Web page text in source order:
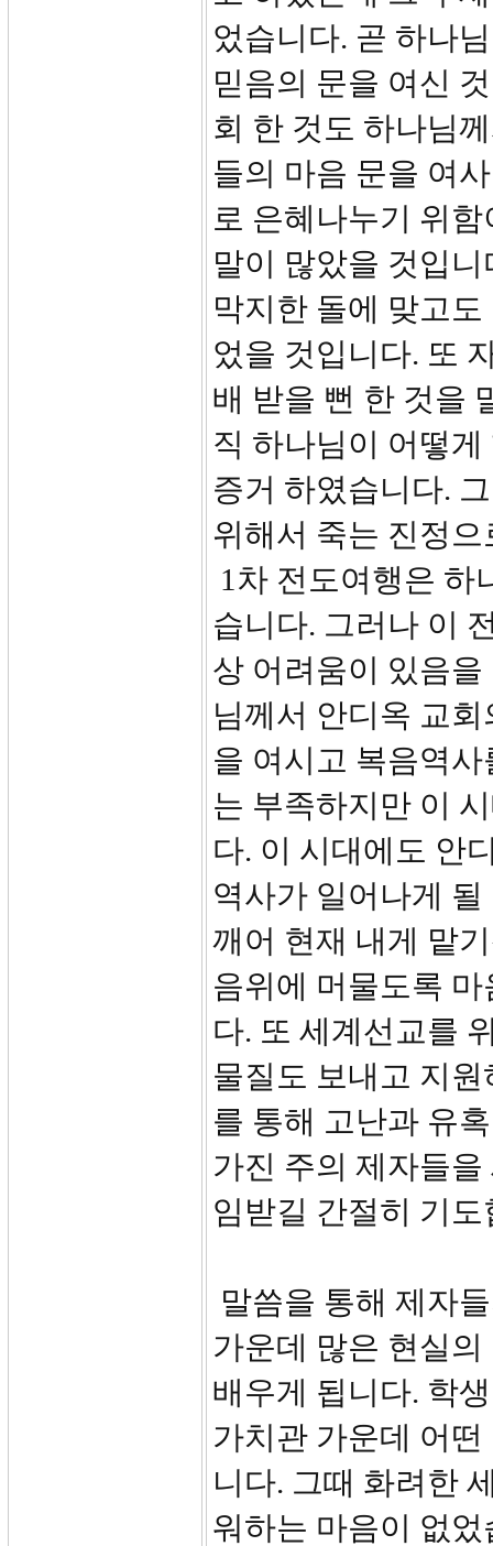
었습니다. 곧 하나
믿음의 문을 여신
회 한 것도 하나님
들의 마음 문을 여
로 은혜나누기 위
말이 많았을 것입
막지한 돌에 맞고
었을 것입니다. 또
배 받을 뻔 한 것을
직 하나님이 어떻
증거 하였습니다.
위해서 죽는 진정
1차 전도여행은 하
습니다. 그러나 이
상 어려움이 있음
님께서 안디옥 교
을 여시고 복음역
는 부족하지만 이
다. 이 시대에도 안
역사가 일어나게
깨어 현재 내게 맡
음위에 머물도록
다. 또 세계선교를
물질도 보내고 지
를 통해 고난과 유
가진 주의 제자들
임받길 간절히 기
말씀을 통해 제자
가운데 많은 현실
배우게 됩니다. 학
가치관 가운데 어
니다. 그때 화려한
워하는 마음이 없